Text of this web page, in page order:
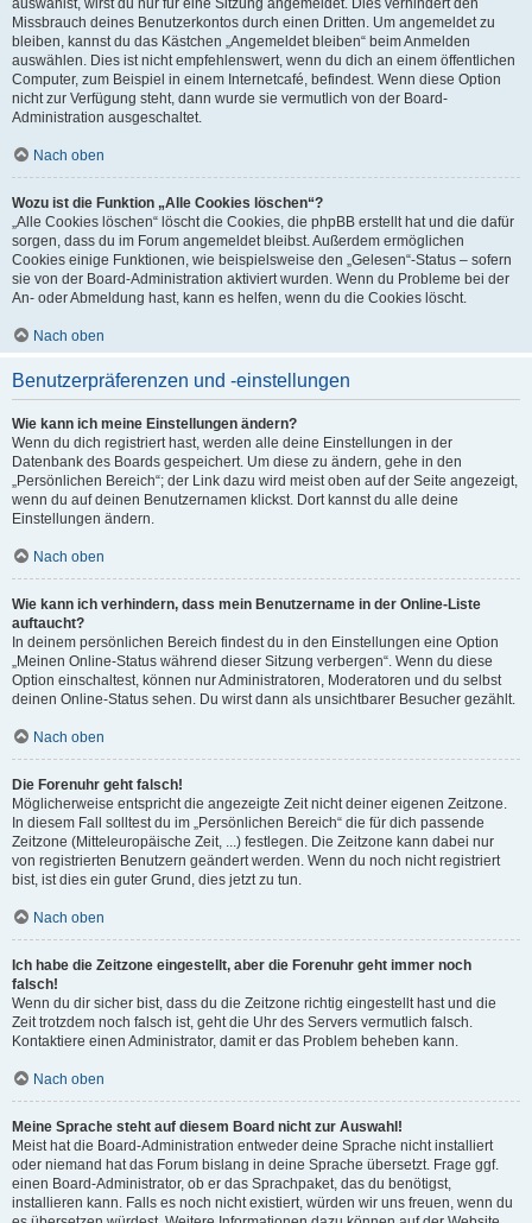
auswählst, wirst du nur für eine Sitzung angemeldet. Dies verhindert den
Missbrauch deines Benutzerkontos durch einen Dritten. Um angemeldet zu
bleiben, kannst du das Kästchen „Angemeldet bleiben“ beim Anmelden
auswählen. Dies ist nicht empfehlenswert, wenn du dich an einem öffentlichen
Computer, zum Beispiel in einem Internetcafé, befindest. Wenn diese Option
nicht zur Verfügung steht, dann wurde sie vermutlich von der Board-
Administration ausgeschaltet.
Nach oben
Wozu ist die Funktion „Alle Cookies löschen“?
„Alle Cookies löschen“ löscht die Cookies, die phpBB erstellt hat und die dafür
sorgen, dass du im Forum angemeldet bleibst. Außerdem ermöglichen
Cookies einige Funktionen, wie beispielsweise den „Gelesen“-Status – sofern
sie von der Board-Administration aktiviert wurden. Wenn du Probleme bei der
An- oder Abmeldung hast, kann es helfen, wenn du die Cookies löscht.
Nach oben
Benutzerpräferenzen und -einstellungen
Wie kann ich meine Einstellungen ändern?
Wenn du dich registriert hast, werden alle deine Einstellungen in der
Datenbank des Boards gespeichert. Um diese zu ändern, gehe in den
„Persönlichen Bereich“; der Link dazu wird meist oben auf der Seite angezeigt,
wenn du auf deinen Benutzernamen klickst. Dort kannst du alle deine
Einstellungen ändern.
Nach oben
Wie kann ich verhindern, dass mein Benutzername in der Online-Liste
auftaucht?
In deinem persönlichen Bereich findest du in den Einstellungen eine Option
„Meinen Online-Status während dieser Sitzung verbergen“. Wenn du diese
Option einschaltest, können nur Administratoren, Moderatoren und du selbst
deinen Online-Status sehen. Du wirst dann als unsichtbarer Besucher gezählt.
Nach oben
Die Forenuhr geht falsch!
Möglicherweise entspricht die angezeigte Zeit nicht deiner eigenen Zeitzone.
In diesem Fall solltest du im „Persönlichen Bereich“ die für dich passende
Zeitzone (Mitteleuropäische Zeit, ...) festlegen. Die Zeitzone kann dabei nur
von registrierten Benutzern geändert werden. Wenn du noch nicht registriert
bist, ist dies ein guter Grund, dies jetzt zu tun.
Nach oben
Ich habe die Zeitzone eingestellt, aber die Forenuhr geht immer noch
falsch!
Wenn du dir sicher bist, dass du die Zeitzone richtig eingestellt hast und die
Zeit trotzdem noch falsch ist, geht die Uhr des Servers vermutlich falsch.
Kontaktiere einen Administrator, damit er das Problem beheben kann.
Nach oben
Meine Sprache steht auf diesem Board nicht zur Auswahl!
Meist hat die Board-Administration entweder deine Sprache nicht installiert
oder niemand hat das Forum bislang in deine Sprache übersetzt. Frage ggf.
einen Board-Administrator, ob er das Sprachpaket, das du benötigst,
installieren kann. Falls es noch nicht existiert, würden wir uns freuen, wenn du